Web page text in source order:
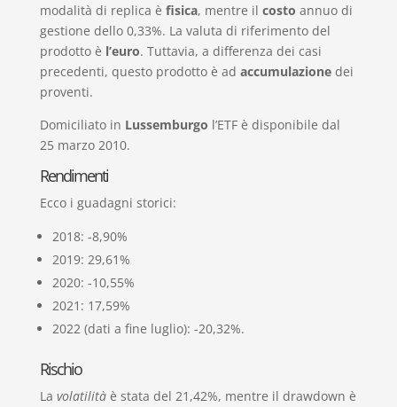
modalità di replica è fisica, mentre il costo annuo di
gestione dello 0,33%. La valuta di riferimento del
prodotto è l’euro. Tuttavia, a differenza dei casi
precedenti, questo prodotto è ad accumulazionedei
proventi.
Domiciliato in Lussemburgo l’ETF è disponibile dal
25 marzo 2010.
Rendimenti
Ecco i guadagni storici:
2018: -8,90%
2019: 29,61%
2020: -10,55%
2021: 17,59%
2022 (dati a fine luglio): -20,32%.
Rischio
La volatilitàè stata del 21,42%, mentre il drawdown è